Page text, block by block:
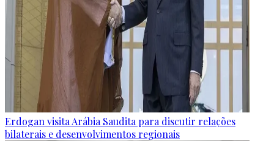
Erdogan visita Arábia Saudita para discutir relações
bilaterais e desenvolvimentos regionais